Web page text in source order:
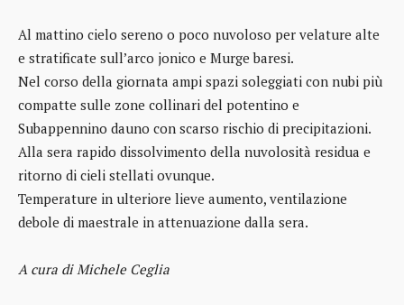
Al mattino cielo sereno o poco nuvoloso per velature alte
e stratificate sull’arco jonico e Murge baresi.
Nel corso della giornata ampi spazi soleggiati con nubi più
compatte sulle zone collinari del potentino e
Subappennino dauno con scarso rischio di precipitazioni.
Alla sera rapido dissolvimento della nuvolosità residua e
ritorno di cieli stellati ovunque.
Temperature in ulteriore lieve aumento, ventilazione
debole di maestrale in attenuazione dalla sera.
A cura di Michele Ceglia